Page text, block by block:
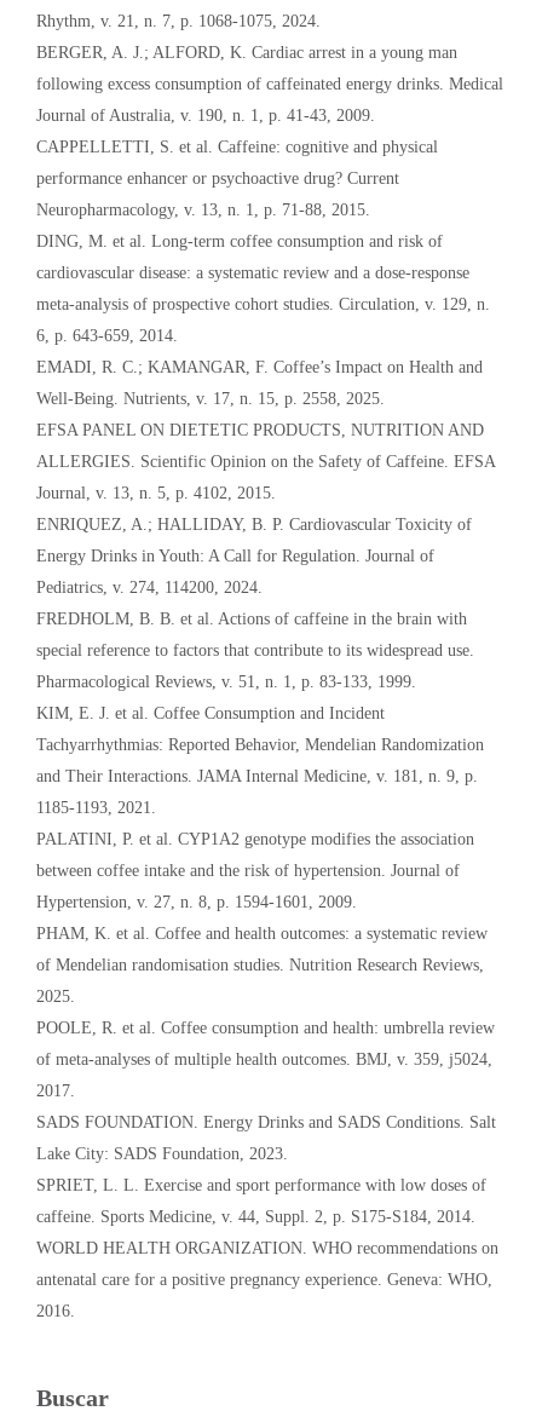
Rhythm, v. 21, n. 7, p. 1068-1075, 2024.
BERGER, A. J.; ALFORD, K. Cardiac arrest in a young man
following excess consumption of caffeinated energy drinks. Medical
Journal of Australia, v. 190, n. 1, p. 41-43, 2009.
CAPPELLETTI, S. et al. Caffeine: cognitive and physical
performance enhancer or psychoactive drug? Current
Neuropharmacology, v. 13, n. 1, p. 71-88, 2015.
DING, M. et al. Long-term coffee consumption and risk of
cardiovascular disease: a systematic review and a dose-response
meta-analysis of prospective cohort studies. Circulation, v. 129, n.
6, p. 643-659, 2014.
EMADI, R. C.; KAMANGAR, F. Coffee’s Impact on Health and
Well-Being. Nutrients, v. 17, n. 15, p. 2558, 2025.
EFSA PANEL ON DIETETIC PRODUCTS, NUTRITION AND
ALLERGIES. Scientific Opinion on the Safety of Caffeine. EFSA
Journal, v. 13, n. 5, p. 4102, 2015.
ENRIQUEZ, A.; HALLIDAY, B. P. Cardiovascular Toxicity of
Energy Drinks in Youth: A Call for Regulation. Journal of
Pediatrics, v. 274, 114200, 2024.
FREDHOLM, B. B. et al. Actions of caffeine in the brain with
special reference to factors that contribute to its widespread use.
Pharmacological Reviews, v. 51, n. 1, p. 83-133, 1999.
KIM, E. J. et al. Coffee Consumption and Incident
Tachyarrhythmias: Reported Behavior, Mendelian Randomization
and Their Interactions. JAMA Internal Medicine, v. 181, n. 9, p.
1185-1193, 2021.
PALATINI, P. et al. CYP1A2 genotype modifies the association
between coffee intake and the risk of hypertension. Journal of
Hypertension, v. 27, n. 8, p. 1594-1601, 2009.
PHAM, K. et al. Coffee and health outcomes: a systematic review
of Mendelian randomisation studies. Nutrition Research Reviews,
2025.
POOLE, R. et al. Coffee consumption and health: umbrella review
of meta-analyses of multiple health outcomes. BMJ, v. 359, j5024,
2017.
SADS FOUNDATION. Energy Drinks and SADS Conditions. Salt
Lake City: SADS Foundation, 2023.
SPRIET, L. L. Exercise and sport performance with low doses of
caffeine. Sports Medicine, v. 44, Suppl. 2, p. S175-S184, 2014.
WORLD HEALTH ORGANIZATION. WHO recommendations on
antenatal care for a positive pregnancy experience. Geneva: WHO,
2016.
Buscar